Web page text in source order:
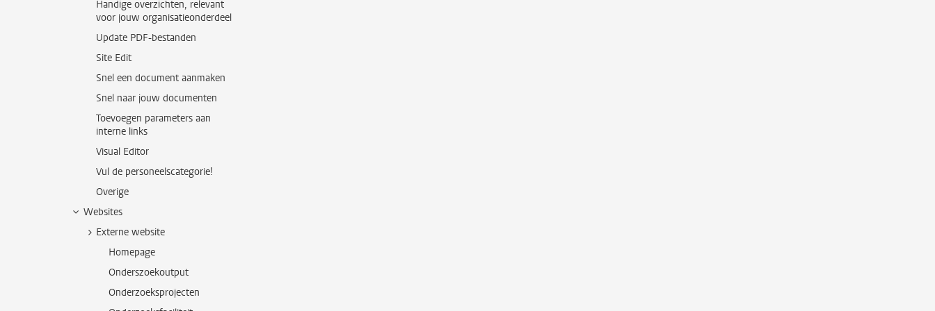
Handige overzichten, relevant
voor jouw organisatieonderdeel
Update PDF-bestanden
Site Edit
Snel een document aanmaken
Snel naar jouw documenten
Toevoegen parameters aan
interne links
Visual Editor
Vul de personeelscategorie!
Overige
Websites
Externe website
Homepage
Onderszoekoutput
Onderzoeksprojecten